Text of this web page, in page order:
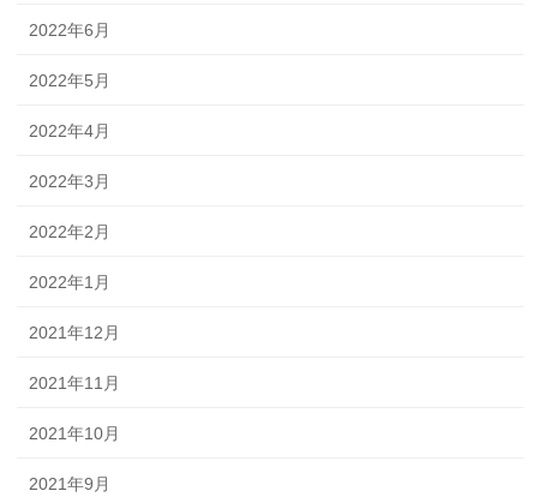
2022年6月
2022年5月
2022年4月
2022年3月
2022年2月
2022年1月
2021年12月
2021年11月
2021年10月
2021年9月